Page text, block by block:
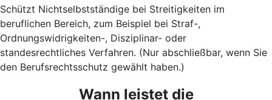
Schützt Nichtselbstständige bei Streitigkeiten im
beruflichen Bereich, zum Beispiel bei Straf-,
Ordnungswidrigkeiten-, Disziplinar- oder
standesrechtliches Verfahren. (Nur abschließbar, wenn Sie
den Berufsrechtsschutz gewählt haben.)
Wann leistet die